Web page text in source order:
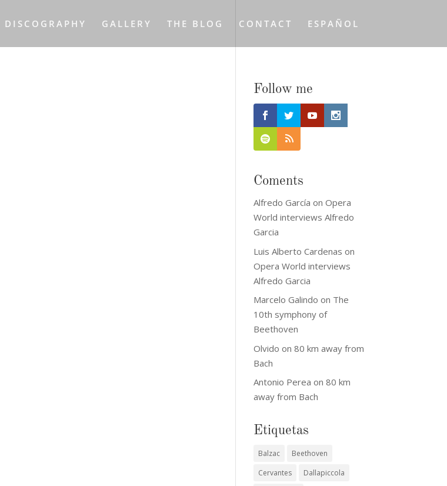
DISCOGRAPHY GALLERY THE BLOG CONTACT ESPAÑOL
Follow me
Coments
Alfredo García onOpera
World interviews Alfredo
Garcia
Luis Alberto Cardenas on
Opera World interviews
Alfredo Garcia
Marcelo Galindo on The
10th symphony of
Beethoven
Olvido on80 km away from
Bach
Antonio Perea on80 km
away from Bach
Etiquetas
Balzac
Beethoven
Cervantes
Dallapiccola